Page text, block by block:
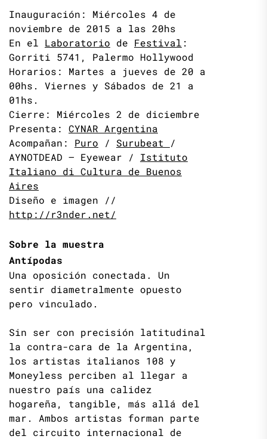
Inauguración: Miércoles 4 de
noviembre de 2015 a las 20hs
En el Laboratorio de Festival :
Gorriti 5741, Palermo Hollywood
Horarios: Martes a jueves de 20 a
00hs. Viernes y Sábados de 21 a
01hs.
Cierre: Miércoles 2 de diciembre
Presenta: CYNAR Argentina
Acompañan: Puro / Surubeat /
AYNOTDEAD – Eyewear / Istituto
Italiano di Cultura de Buenos
Aires
Diseño e imagen //
http://r3nder.net/
Sobre la muestra
Antípodas
Una oposición conectada. Un
sentir diametralmente opuesto
pero vinculado.
Sin ser con precisión latitudinal
la contra-cara de la Argentina,
los artistas italianos 108 y
Moneyless perciben al llegar a
nuestro país una calidez
hogareña, tangible, más allá del
mar. Ambos artistas forman parte
del circuito internacional de